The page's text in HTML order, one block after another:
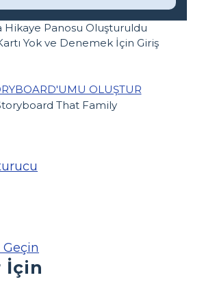
Hikaye Panosu Oluşturuldu
Yok ve Denemek İçin Giriş
OLUŞTUR
İçin